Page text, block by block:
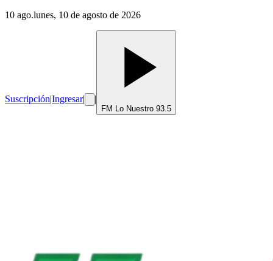
10 ago.lunes, 10 de agosto de 2026
Suscripción|Ingresar| |
FM Lo Nuestro 93.5